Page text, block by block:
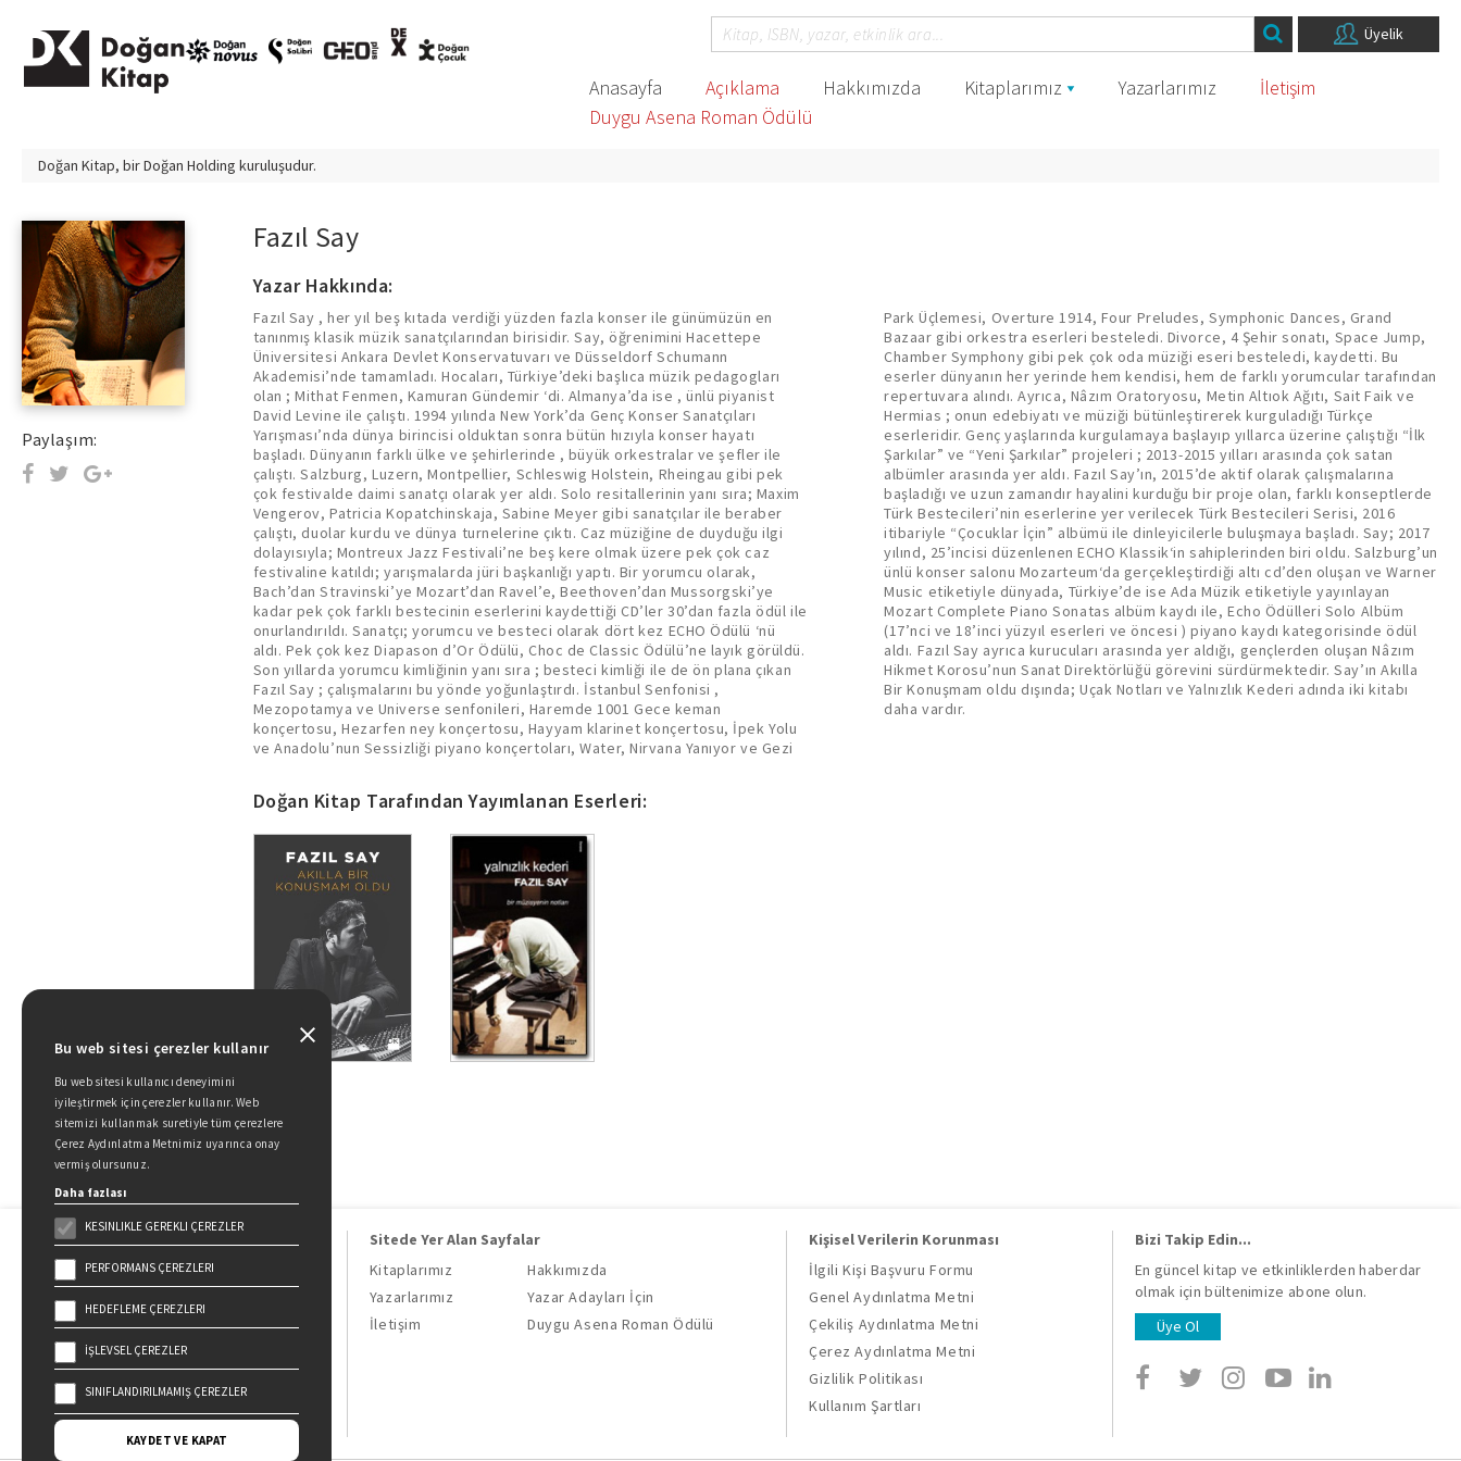
Üyelik
Anasayfa Açıklama Hakkımızda Kitaplarımız Yazarlarımız
İletişim
Duygu Asena Roman Ödülü
Doğan Kitap, birDoğan Holding kuruluşudur.
Paylaşım:
Fazıl Say
Yazar Hakkında:
Fazıl Say , her yıl beş kıtada verdiği yüzden fazla konser ile günümüzün en
tanınmış klasik müzik sanatçılarından birisidir. Say, öğrenimini Hacettepe
Üniversitesi Ankara Devlet Konservatuvarı ve Düsseldorf Schumann
Akademisi’nde tamamladı. Hocaları, Türkiye’deki başlıca müzik pedagogları
olan ; Mithat Fenmen, Kamuran Gündemir ‘di. Almanya’da ise , ünlü piyanist
David Levine ile çalıştı. 1994 yılında New York’da Genç Konser Sanatçıları
Yarışması’nda dünya birincisi olduktan sonra bütün hızıyla konser hayatı
başladı. Dünyanın farklı ülke ve şehirlerinde , büyük orkestralar ve şefler ile
çalıştı. Salzburg, Luzern, Montpellier, Schleswig Holstein, Rheingau gibi pek
çok festivalde daimi sanatçı olarak yer aldı. Solo resitallerinin yanı sıra; Maxim
Vengerov, Patricia Kopatchinskaja, Sabine Meyer gibi sanatçılar ile beraber
çalıştı, duolar kurdu ve dünya turnelerine çıktı. Caz müziğine de duyduğu ilgi
dolayısıyla; Montreux Jazz Festivali’ne beş kere olmak üzere pek çok caz
festivaline katıldı; yarışmalarda jüri başkanlığı yaptı. Bir yorumcu olarak,
Bach’dan Stravinski’ye Mozart’dan Ravel’e, Beethoven’dan Mussorgski’ye
kadar pek çok farklı bestecinin eserlerini kaydettiği CD’ler 30’dan fazla ödül ile
onurlandırıldı. Sanatçı; yorumcu ve besteci olarak dört kez ECHO Ödülü ‘nü
aldı. Pek çok kez Diapason d’Or Ödülü, Choc de Classic Ödülü’ne layık görüldü.
Son yıllarda yorumcu kimliğinin yanı sıra ; besteci kimliği ile de ön plana çıkan
Fazıl Say ; çalışmalarını bu yönde yoğunlaştırdı. İstanbul Senfonisi ,
Mezopotamya ve Universe senfonileri, Haremde 1001 Gece keman
konçertosu, Hezarfen ney konçertosu, Hayyam klarinet konçertosu, İpek Yolu
ve Anadolu’nun Sessizliği piyano konçertoları, Water, Nirvana Yanıyor ve Gezi
Park Üçlemesi, Overture 1914, Four Preludes, Symphonic Dances, Grand
Bazaar gibi orkestra eserleri besteledi. Divorce, 4 Şehir sonatı, Space Jump,
Chamber Symphony gibi pek çok oda müziği eseri besteledi, kaydetti. Bu
eserler dünyanın her yerinde hem kendisi, hem de farklı yorumcular tarafından
repertuvara alındı. Ayrıca, Nâzım Oratoryosu, Metin Altıok Ağıtı, Sait Faik ve
Hermias ; onun edebiyatı ve müziği bütünleştirerek kurguladığı Türkçe
eserleridir. Genç yaşlarında kurgulamaya başlayıp yıllarca üzerine çalıştığı “İlk
Şarkılar” ve “Yeni Şarkılar” projeleri ; 2013-2015 yılları arasında çok satan
albümler arasında yer aldı. Fazıl Say’ın, 2015’de aktif olarak çalışmalarına
başladığı ve uzun zamandır hayalini kurduğu bir proje olan, farklı konseptlerde
Türk Bestecileri’nin eserlerine yer verilecek Türk Bestecileri Serisi, 2016
itibariyle “Çocuklar İçin” albümü ile dinleyicilerle buluşmaya başladı. Say; 2017
yılınd, 25’incisi düzenlenen ECHO Klassik‘in sahiplerinden biri oldu. Salzburg’un
ünlü konser salonu Mozarteum‘da gerçekleştirdiği altı cd’den oluşan ve Warner
Music etiketiyle dünyada, Türkiye’de ise Ada Müzik etiketiyle yayınlayan
Mozart Complete Piano Sonatas albüm kaydı ile, Echo Ödülleri Solo Albüm
(17’nci ve 18’inci yüzyıl eserleri ve öncesi ) piyano kaydı kategorisinde ödül
aldı. Fazıl Say ayrıca kurucuları arasında yer aldığı, gençlerden oluşan Nâzım
Hikmet Korosu’nun Sanat Direktörlüğü görevini sürdürmektedir. Say’ın Akılla
Bir Konuşmam oldu dışında; Uçak Notları ve Yalnızlık Kederi adında iki kitabı
daha vardır.
Doğan Kitap Tarafından Yayımlanan Eserleri:
Doğan Kitap, bir Doğan Holding
kuruluşudur.
19 Mayıs Cad. Golden Plaza No:1 Kat:10
34360 / Şişli / İstanbul
Sitede Yer Alan Sayfalar
Kitaplarımız
Hakkımızda
Yazarlarımız
Yazar Adayları İçin
İletişim
Duygu Asena Roman Ödülü
Kişisel Verilerin Korunması
İlgili Kişi Başvuru Formu
Genel Aydınlatma Metni
Çekiliş Aydınlatma Metni
Çerez Aydınlatma Metni
Gizlilik Politikası
Kullanım Şartları
Bizi Takip Edin...
En güncel kitap ve etkinliklerden haberdar
olmak için bültenimize abone olun.
Üye Ol
Bu web sitesi çerezler kullanır
Bu web sitesi kullanıcı deneyimini
iyileştirmek için çerezler kullanır. Web
sitemizi kullanmak suretiyle tüm çerezlere
Çerez Aydınlatma Metnimiz uyarınca onay
vermiş olursunuz.
Daha fazlası
KESINLIKLE GEREKLI ÇEREZLER
PERFORMANS ÇEREZLERI
HEDEFLEME ÇEREZLERI
İŞLEVSEL ÇEREZLER
SINIFLANDIRILMAMIŞ ÇEREZLER
KAYDET VE KAPAT